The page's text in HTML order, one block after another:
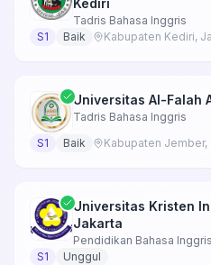
Kediri
Tadris Bahasa Inggris
S1 Baik Kabupaten Kediri,
Universitas Al-Falah
Tadris Bahasa Inggris
S1 Baik Kabupaten Jember,
Universitas Kristen
Jakarta
Pendidikan Bahasa Inggris
S1
Unggul